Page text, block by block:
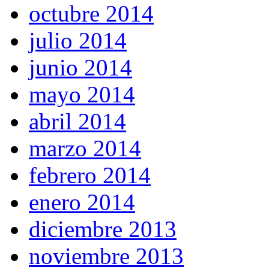
octubre 2014
julio 2014
junio 2014
mayo 2014
abril 2014
marzo 2014
febrero 2014
enero 2014
diciembre 2013
noviembre 2013